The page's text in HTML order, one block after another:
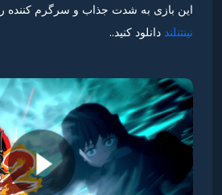
این بازی به شدت جذاب و سرگرم کننده
نینتنلند دانلود کنید..